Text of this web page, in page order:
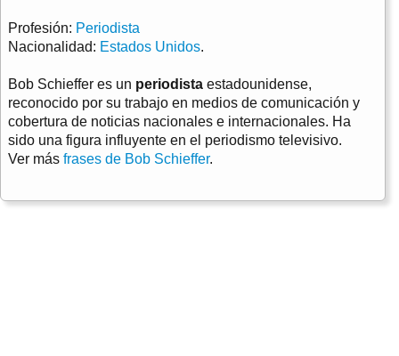
Profesión: Periodista
Nacionalidad: Estados Unidos.
Bob Schieffer es un periodista estadounidense,
reconocido por su trabajo en medios de comunicación y
cobertura de noticias nacionales e internacionales. Ha
sido una figura influyente en el periodismo televisivo.
Ver más frases de Bob Schieffer.